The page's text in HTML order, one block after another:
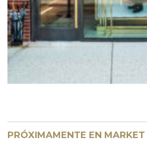
PRÓXIMAMENTE EN MARKET